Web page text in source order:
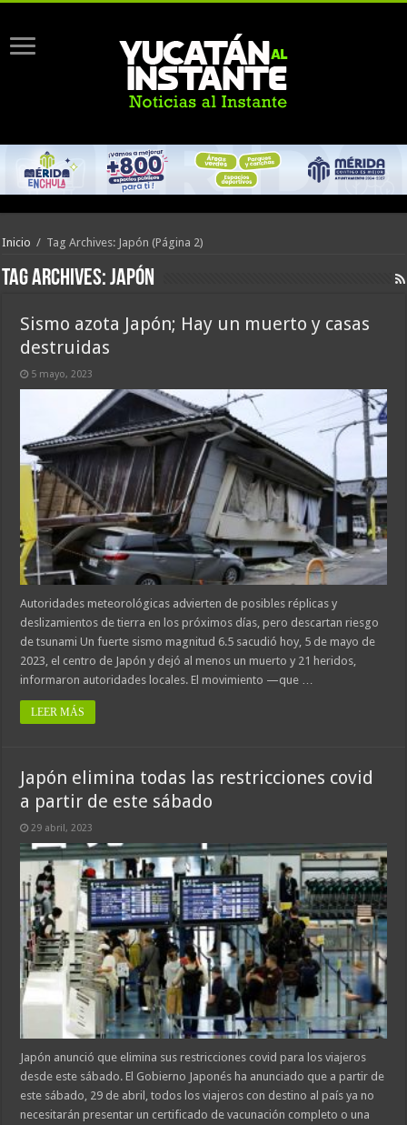
Inicio / Tag Archives: Japón (Página 2)
Tag Archives:Japón
Sismo azota Japón; Hay un muerto y casas
destruidas
5 mayo, 2023
Autoridades meteorológicas advierten de posibles réplicas y
deslizamientos de tierra en los próximos días, pero descartan riesgo
de tsunami Un fuerte sismo magnitud 6.5 sacudió hoy, 5 de mayo de
2023, el centro de Japón y dejó al menos un muerto y 21 heridos,
informaron autoridades locales. El movimiento —que …
LEER MÁS
Japón elimina todas las restricciones covid
a partir de este sábado
29 abril, 2023
Japón anunció que elimina sus restricciones covid para los viajeros
desde este sábado. El Gobierno Japonés ha anunciado que a partir de
este sábado, 29 de abril, todos los viajeros con destino al país ya no
necesitarán presentar un certificado de vacunación completo o una